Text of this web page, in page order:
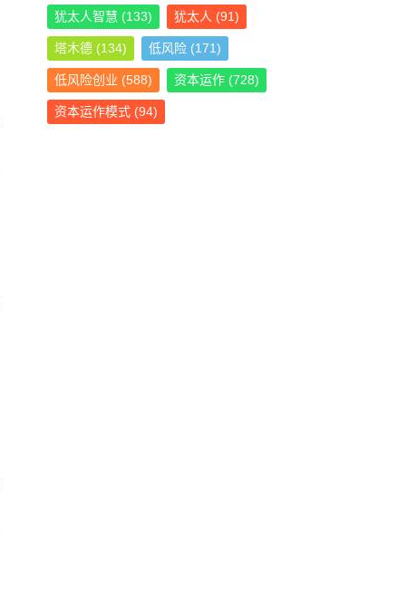
犹太人智慧 (133) 犹太人 (91)
塔木德 (134) 低风险 (171)
低风险创业 (588) 资本运作 (728)
资本运作模式 (94)